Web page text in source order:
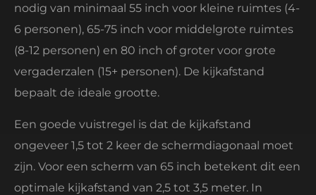
nodig van minimaal 55 inch voor kleine ruimtes (4-
6 personen), 65-75 inch voor middelgrote ruimtes
(8-12 personen) en 80 inch of groter voor grote
vergaderzalen (15+ personen). De kijkafstand
bepaalt de ideale grootte.
Een goede vuistregel is dat de kijkafstand
ongeveer 1,5 tot 2 keer de schermdiagonaal moet
zijn. Voor een scherm van 65 inch betekent dit een
optimale kijkafstand van 2,5 tot 3,5 meter. In